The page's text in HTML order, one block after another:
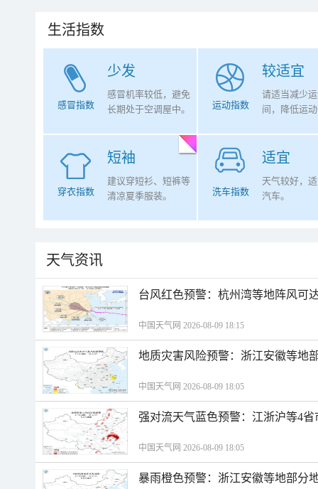
生活指数
少发
感冒指数
感冒机率较低，避免
长期处于空调屋中。
较适宜
运动指数
请适当减少
间，降低运
短袖
穿衣指数
建议穿短衫、短裤等
清凉夏季服装。
适宜
洗车指数
天气较好，
汽车。
天气资讯
台风红色预警：杭州湾等地阵风可
中国天气网 2026-08-09 18:15
地质灾害风险预警：浙江安徽等地
中国天气网 2026-08-09 18:05
强对流天气蓝色预警：江浙沪等4
中国天气网 2026-08-09 18:05
暴雨橙色预警：浙江安徽等地部分